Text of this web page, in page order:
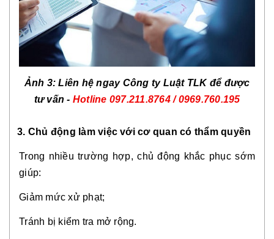
Ảnh 3: Liên hệ ngay Công ty Luật TLK để được
tư vấn - Hotline 097.211.8764 / 0969.760.195
3. Chủ động làm việc với cơ quan có thẩm quyền
Trong nhiều trường hợp, chủ động khắc phục sớm
giúp:
Giảm mức xử phạt;
Tránh bị kiểm tra mở rộng.